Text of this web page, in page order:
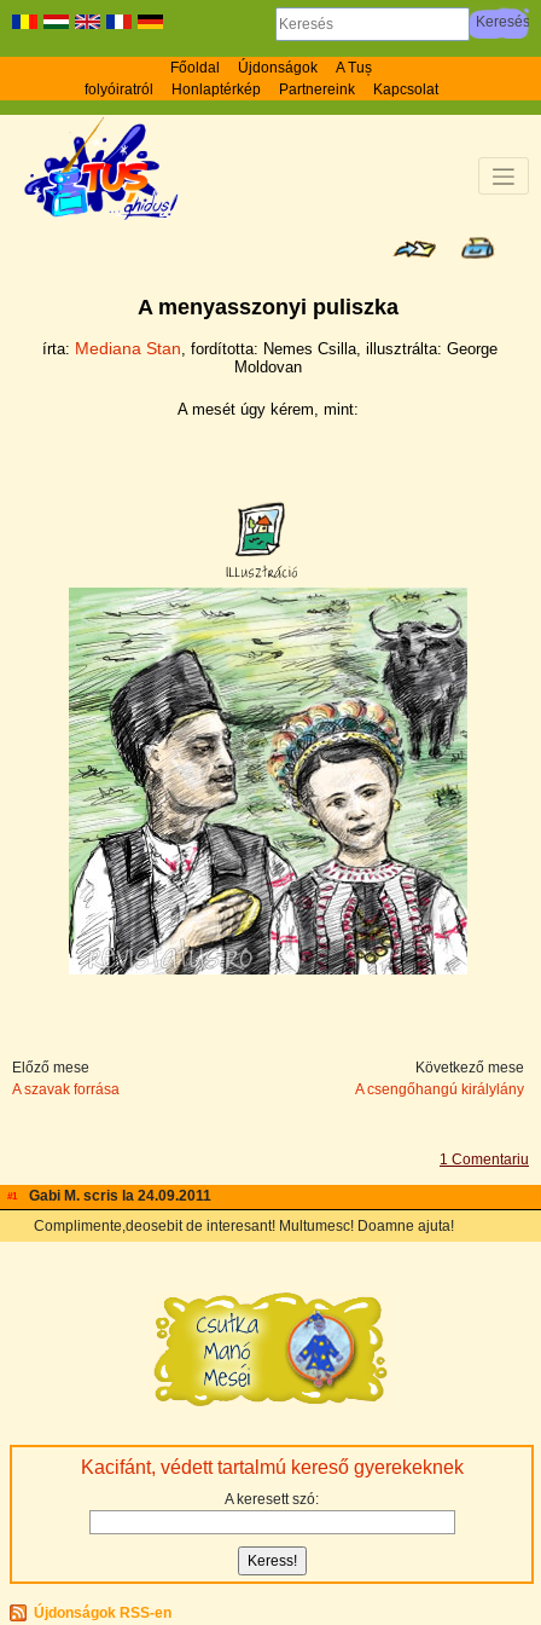
Főoldal Újdonságok
A Tuș
folyóiratról
Honlaptérkép Partnereink Kapcsolat
Kacifánt, védett tartalmú kereső gyerekeknek
A keresett szó:
Újdonságok RSS-en
A menyasszonyi puliszka
írta: Mediana Stan, fordí­totta: Nemes Csilla, illusztrálta: George
Moldovan
A mesét úgy kérem, mint:
Előző mese
A szavak forrása
Következő mese
A csengőhangú királylány
1 Comentariu
#1 Gabi M. scris la 24.09.2011
Complimente,deosebit de interesant! Multumesc! Doamne ajuta!